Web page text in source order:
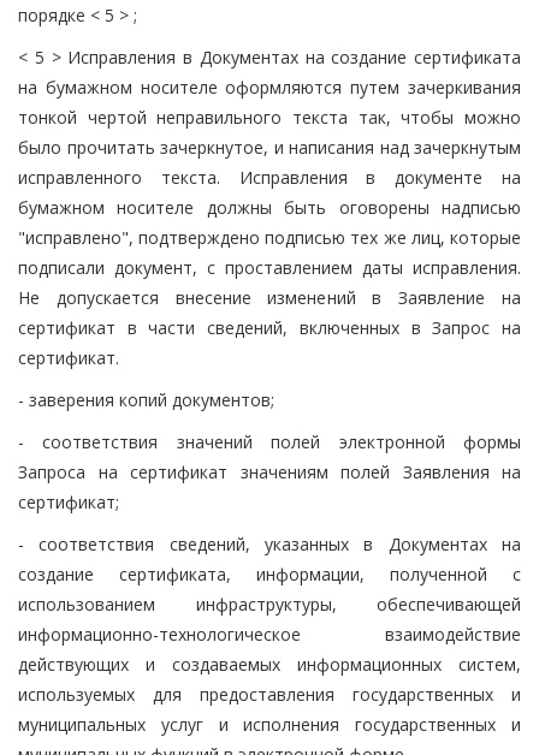
порядке < 5 > ;
< 5 > Исправления в Документах на создание сертификата
на бумажном носителе оформляются путем зачеркивания
тонкой чертой неправильного текста так, чтобы можно
было прочитать зачеркнутое, и написания над зачеркнутым
исправленного текста. Исправления в документе на
бумажном носителе должны быть оговорены надписью
"исправлено", подтверждено подписью тех же лиц, которые
подписали документ, с проставлением даты исправления.
Не допускается внесение изменений в Заявление на
сертификат в части сведений, включенных в Запрос на
сертификат.
- заверения копий документов;
- соответствия значений полей электронной формы
Запроса на сертификат значениям полей Заявления на
сертификат;
- соответствия сведений, указанных в Документах на
создание сертификата, информации, полученной с
использованием инфраструктуры, обеспечивающей
информационно-технологическое взаимодействие
действующих и создаваемых информационных систем,
используемых для предоставления государственных и
муниципальных услуг и исполнения государственных и